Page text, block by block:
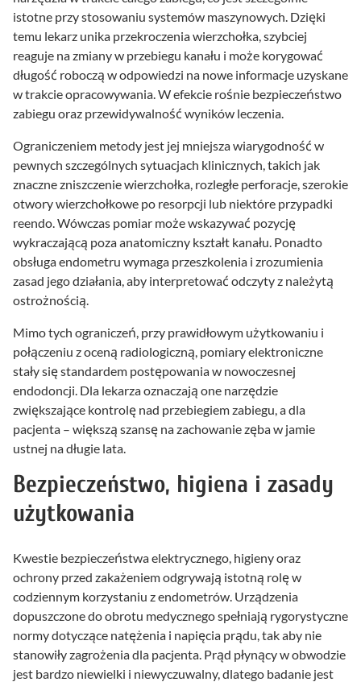
istotne przy stosowaniu systemów maszynowych. Dzięki
temu lekarz unika przekroczenia wierzchołka, szybciej
reaguje na zmiany w przebiegu kanału i może korygować
długość roboczą w odpowiedzi na nowe informacje uzyskane
w trakcie opracowywania. W efekcie rośnie bezpieczeństwo
zabiegu oraz przewidywalność wyników leczenia.
Ograniczeniem metody jest jej mniejsza wiarygodność w
pewnych szczególnych sytuacjach klinicznych, takich jak
znaczne zniszczenie wierzchołka, rozległe perforacje, szerokie
otwory wierzchołkowe po resorpcji lub niektóre przypadki
reendo. Wówczas pomiar może wskazywać pozycję
wykraczającą poza anatomiczny kształt kanału. Ponadto
obsługa endometru wymaga przeszkolenia i zrozumienia
zasad jego działania, aby interpretować odczyty z należytą
ostrożnością.
Mimo tych ograniczeń, przy prawidłowym użytkowaniu i
połączeniu z oceną radiologiczną, pomiary elektroniczne
stały się standardem postępowania w nowoczesnej
endodoncji. Dla lekarza oznaczają one narzędzie
zwiększające kontrolę nad przebiegiem zabiegu, a dla
pacjenta – większą szansę na zachowanie zęba w jamie
ustnej na długie lata.
Bezpieczeństwo, higiena i zasady
użytkowania
Kwestie bezpieczeństwa elektrycznego, higieny oraz
ochrony przed zakażeniem odgrywają istotną rolę w
codziennym korzystaniu z endometrów. Urządzenia
dopuszczone do obrotu medycznego spełniają rygorystyczne
normy dotyczące natężenia i napięcia prądu, tak aby nie
stanowiły zagrożenia dla pacjenta. Prąd płynący w obwodzie
jest bardzo niewielki i niewyczuwalny, dlatego badanie jest